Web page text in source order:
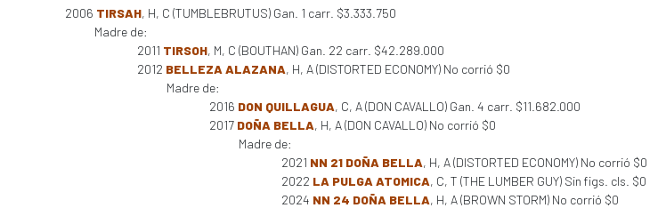
2006 TIRSAH, H, C (TUMBLEBRUTUS) Gan. 1 carr. $3.333.750
Madre de:
2011 TIRSOH, M, C (BOUTHAN) Gan. 22 carr. $42.289.000
2012 BELLEZA ALAZANA, H, A (DISTORTED ECONOMY) No corrió $0
Madre de:
2016 DON QUILLAGUA, C, A (DON CAVALLO) Gan. 4 carr. $11.682.000
2017 DOÑA BELLA, H, A (DON CAVALLO) No corrió $0
Madre de:
2021 NN 21 DOÑA BELLA, H, A (DISTORTED ECONOMY) No corrió $0
2022 LA PULGA ATOMICA, C, T (THE LUMBER GUY) Sin figs. cls. $0
2024 NN 24 DOÑA BELLA, H, A (BROWN STORM) No corrió $0